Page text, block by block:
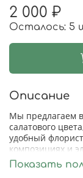
2 000 ₽
Осталось: 5
Описание
Мы предлагаем
салатового
удобный
композициях и
настоящие
сочетается с
Показать